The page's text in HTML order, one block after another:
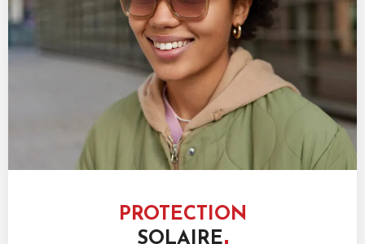
PROTECTION
SOLAIRE